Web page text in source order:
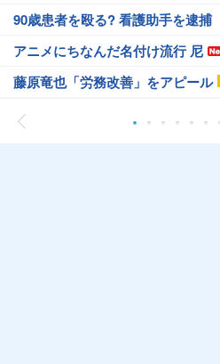
90歳患者を殴る? 看護助手を逮捕
アニメにちなんだ名付け流行 尼
藤原竜也「労務改善」をアピール